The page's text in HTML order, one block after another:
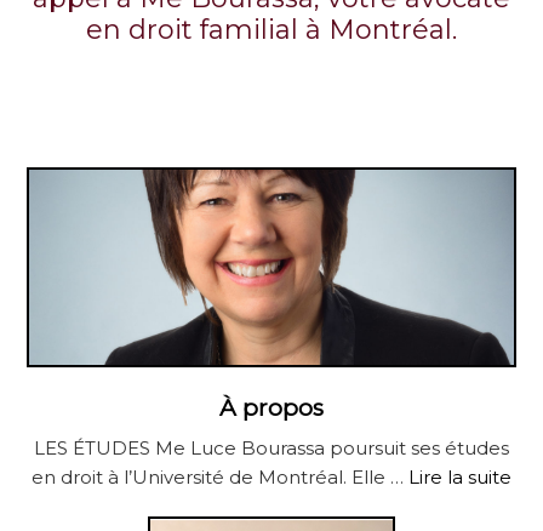
en droit familial à Montréal.
À propos
LES ÉTUDES Me Luce Bourassa poursuit ses études
en droit à l’Université de Montréal. Elle … Lire la suite